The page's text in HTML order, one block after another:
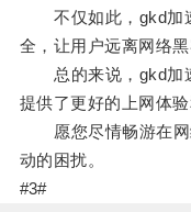
不仅如此，gkd加
全，让用户远离网络
总的来说，gkd加速
提供了更好的上网体验
愿您尽情畅游在网
动的困扰。
#3#